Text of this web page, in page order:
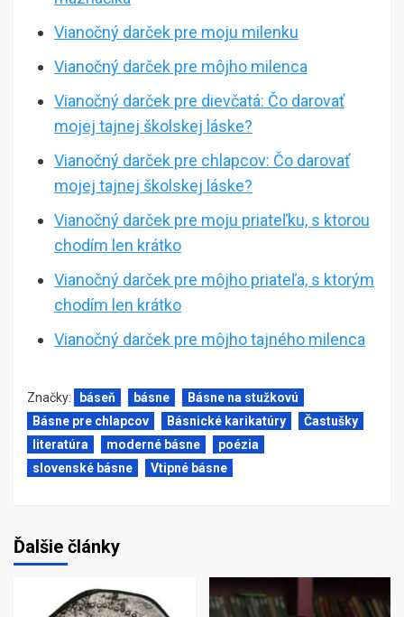
Vianočný darček pre moju milenku
Vianočný darček pre môjho milenca
Vianočný darček pre dievčatá: Čo darovať
mojej tajnej školskej láske?
Vianočný darček pre chlapcov: Čo darovať
mojej tajnej školskej láske?
Vianočný darček pre moju priateľku, s ktorou
chodím len krátko
Vianočný darček pre môjho priateľa, s ktorým
chodím len krátko
Vianočný darček pre môjho tajného milenca
Značky: báseň básne
Básne na stužkovú
Básne pre chlapcov
Básnické karikatúry
Častušky
literatúra
moderné básne
poézia
slovenské básne
Vtipné básne
Ďalšie články